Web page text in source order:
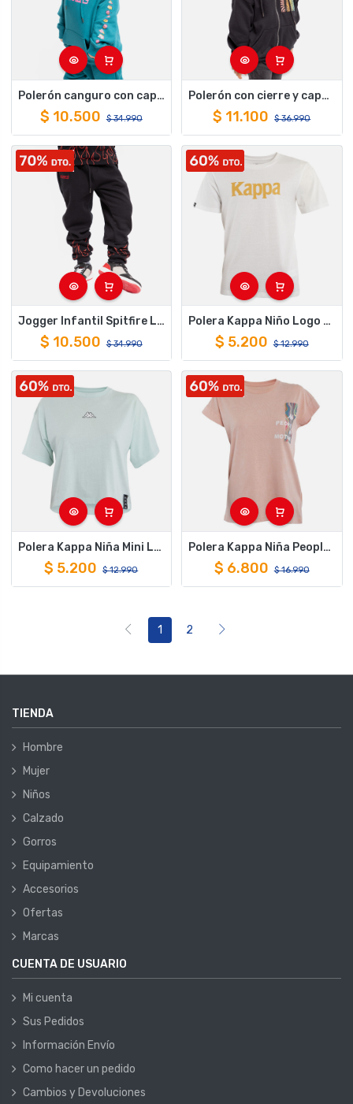
Polerón canguro con capucha de niños spitfire skate like a girl turquesa
$ 10.500 $34.990
Polerón con cierre y capucha para niños spitfire trippy swirl negro
$ 11.100 $36.990
Jogger Infantil Spitfire Long Fit Fire Negro
$ 10.500 $34.990
Polera Kappa Niño Logo Blanco
$ 5.200 $12.990
Polera Kappa Niña Mini Logo Turquesa
$ 5.200 $12.990
Polera Kappa Niña People In Montion Rosado
$ 6.800 $16.990
1 2
TIENDA
Hombre
Mujer
Niños
Calzado
Gorros
Equipamiento
Accesorios
Ofertas
Marcas
CUENTA DE USUARIO
Mi cuenta
Sus Pedidos
Información Envío
Como hacer un pedido
Cambios y Devoluciones